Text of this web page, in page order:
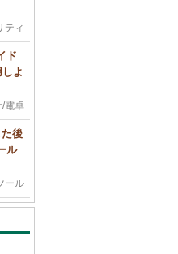
ティ
ド
よ
/電卓
後
ル
ール